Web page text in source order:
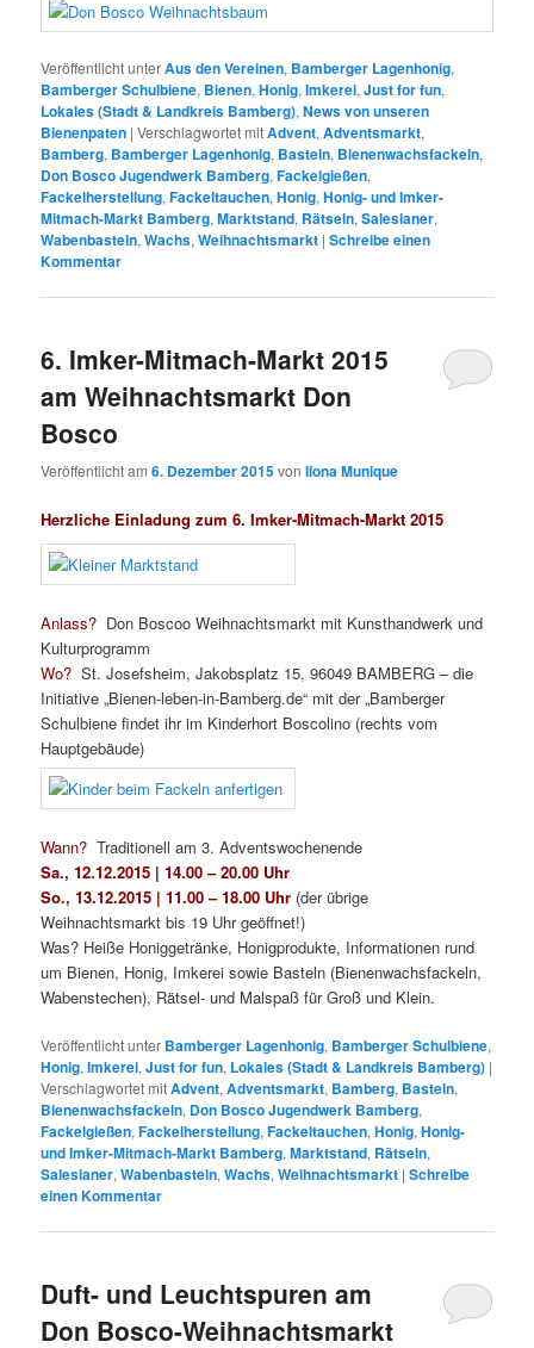
Veröffentlicht unterAus den Vereinen, Bamberger Lagenhonig,
Bamberger Schulbiene, Bienen,Honig,Imkerei,Just for fun,
Lokales (Stadt & Landkreis Bamberg),News von unseren
Bienenpaten |Verschlagwortet mitAdvent,Adventsmarkt,
Bamberg, Bamberger Lagenhonig, Basteln, Bienenwachsfackeln,
Don Bosco Jugendwerk Bamberg,Fackelgießen,
Fackelherstellung,Fackeltauchen,Honig,Honig- und Imker-
Mitmach-Markt Bamberg,Marktstand, Rätseln,Salesianer,
Wabenbasteln,Wachs,Weihnachtsmarkt |Schreibe einen
Kommentar
6. Imker-Mitmach-Markt 2015
am Weihnachtsmarkt Don
Bosco
Veröffentlicht am6. Dezember 2015vonIlona Munique
Herzliche Einladung zum 6. Imker-Mitmach-Markt 2015
Anlass? Don Boscoo Weihnachtsmarkt mit Kunsthandwerk und
Kulturprogramm
Wo? St. Josefsheim, Jakobsplatz 15, 96049 BAMBERG – die
Initiative „Bienen-leben-in-Bamberg.de“ mit der „Bamberger
Schulbiene findet ihr im Kinderhort Boscolino (rechts vom
Hauptgebäude)
Wann? Traditionell am 3. Adventswochenende
Sa., 12.12.2015 | 14.00 – 20.00 Uhr
So., 13.12.2015 | 11.00 – 18.00 Uhr (der übrige
Weihnachtsmarkt bis 19 Uhr geöffnet!)
Was? Heiße Honiggetränke, Honigprodukte, Informationen rund
um Bienen, Honig, Imkerei sowie Basteln (Bienenwachsfackeln,
Wabenstechen), Rätsel- und Malspaß für Groß und Klein.
Veröffentlicht unter Bamberger Lagenhonig, Bamberger Schulbiene,
Honig,Imkerei,Just for fun, Lokales (Stadt & Landkreis Bamberg) |
Verschlagwortet mitAdvent,Adventsmarkt, Bamberg, Basteln,
Bienenwachsfackeln, Don Bosco Jugendwerk Bamberg,
Fackelgießen,Fackelherstellung,Fackeltauchen,Honig,Honig-
und Imker-Mitmach-Markt Bamberg,Marktstand, Rätseln,
Salesianer,Wabenbasteln,Wachs,Weihnachtsmarkt |Schreibe
einen Kommentar
Duft- und Leuchtspuren am
Don Bosco-Weihnachtsmarkt